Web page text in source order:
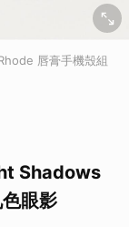
唇膏手機殼組
Shadows
眼影